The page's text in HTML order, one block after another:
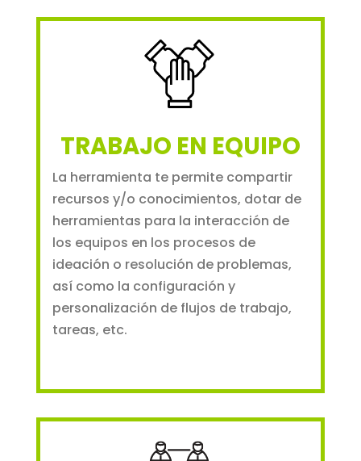
TRABAJO EN EQUIPO
La herramienta te permite compartir
recursos y/o conocimientos, dotar de
herramientas para la interacción de
los equipos en los procesos de
ideación o resolución de problemas,
así como la configuración y
personalización de flujos de trabajo,
tareas, etc.